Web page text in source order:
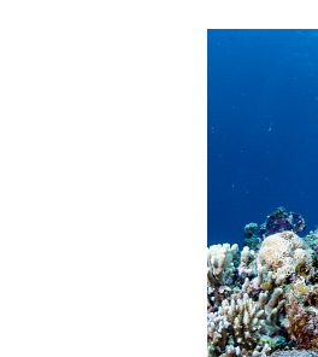
参加者はこれらのリスクを理